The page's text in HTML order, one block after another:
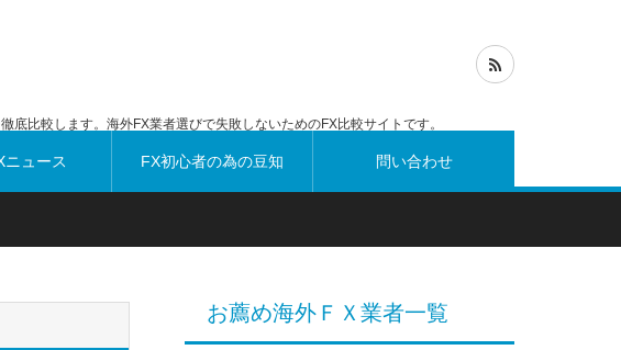
比較します。海外FX業者選びで失敗しないためのFX比較サイトです。
ニュース FX初心者の為の豆知 問い合わせ
お薦め海外ＦＸ業者一覧